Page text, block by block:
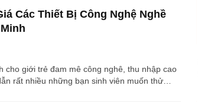
với 10 chi nhánh đã có tại Hà Nội, TP Hồ
Các Thiết Bị Công Nghệ Nghề
cho giới trẻ đam mê công nghê, thu nhập cao
rất nhiều những bạn sinh viên muốn thử